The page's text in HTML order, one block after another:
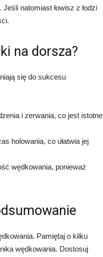
natomiast łowisz z łodzi
na dorsza?
się do sukcesu
i zerwania, co jest istotne
holowania, co ułatwia jej
wędkowania, ponieważ
Pamiętaj o kilku
wędkowania. Dostosuj